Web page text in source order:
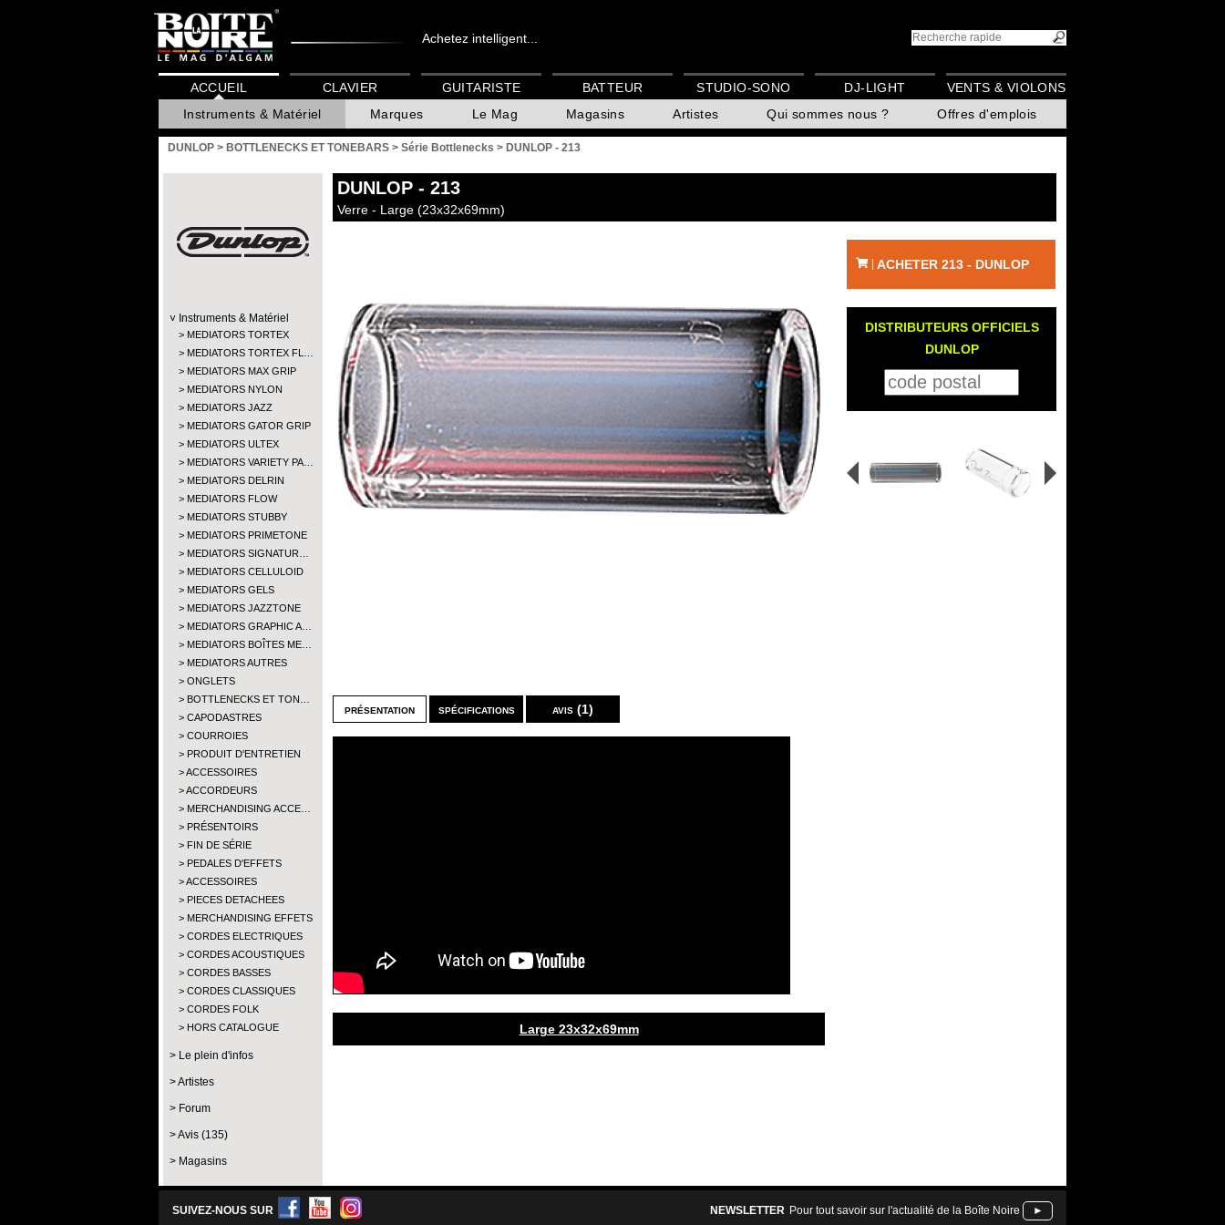
Achetez intelligent...
ACCUEIL
Instruments & Matériel
Marques Le Mag Magasins Artistes Qui sommes nous ? Offres d'emplois
CLAVIER GUITARISTE BATTEUR STUDIO-SONO DJ-LIGHT VENTS & VIOLONS
DUNLOP > BOTTLENECKS ET TONEBARS > Série Bottlenecks > DUNLOP - 213
Instruments & Matériel
MEDIATORS TORTEX
MEDIATORS TORTEX FL…
MEDIATORS MAX GRIP
MEDIATORS NYLON
MEDIATORS JAZZ
MEDIATORS GATOR GRIP
MEDIATORS ULTEX
MEDIATORS VARIETY PA…
MEDIATORS DELRIN
MEDIATORS FLOW
MEDIATORS STUBBY
MEDIATORS PRIMETONE
MEDIATORS SIGNATUR…
MEDIATORS CELLULOID
MEDIATORS GELS
MEDIATORS JAZZTONE
MEDIATORS GRAPHIC A…
MEDIATORS BOÎTES ME…
MEDIATORS AUTRES
ONGLETS
BOTTLENECKS ET TON…
CAPODASTRES
COURROIES
PRODUIT D'ENTRETIEN
ACCESSOIRES
ACCORDEURS
MERCHANDISING ACCE…
PRÉSENTOIRS
FIN DE SÉRIE
PEDALES D'EFFETS
ACCESSOIRES
PIECES DETACHEES
MERCHANDISING EFFETS
CORDES ELECTRIQUES
CORDES ACOUSTIQUES
CORDES BASSES
CORDES CLASSIQUES
CORDES FOLK
HORS CATALOGUE
Le plein d'infos
Artistes
Forum
Avis (135)
Magasins
DUNLOP - 213
Verre - Large (23x32x69mm)
présentation spécifications avis (1)
Large 23x32x69mm
ACHETER 213 - DUNLOP
DISTRIBUTEURS OFFICIELS
DUNLOP
SUIVEZ-NOUS SUR NEWSLETTER Pour tout savoir sur l'actualité de la Boîte Noire ►